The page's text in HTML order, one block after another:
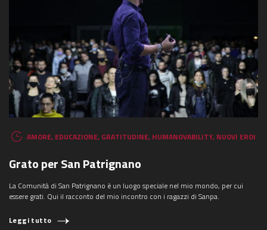
AMORE, EDUCAZIONE, GRATITUDINE, HUMANOVABILITY, NUOVI EROI
Grato per San Patrignano
La Comunità di San Patrignano è un luogo speciale nel mio mondo, per cui
essere grati. Qui il racconto del mio incontro con i ragazzi di Sanpa.
Leggi tutto